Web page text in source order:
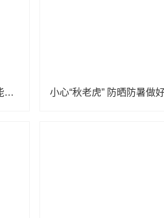
开学了，孩子的早餐可不能少了这几样！